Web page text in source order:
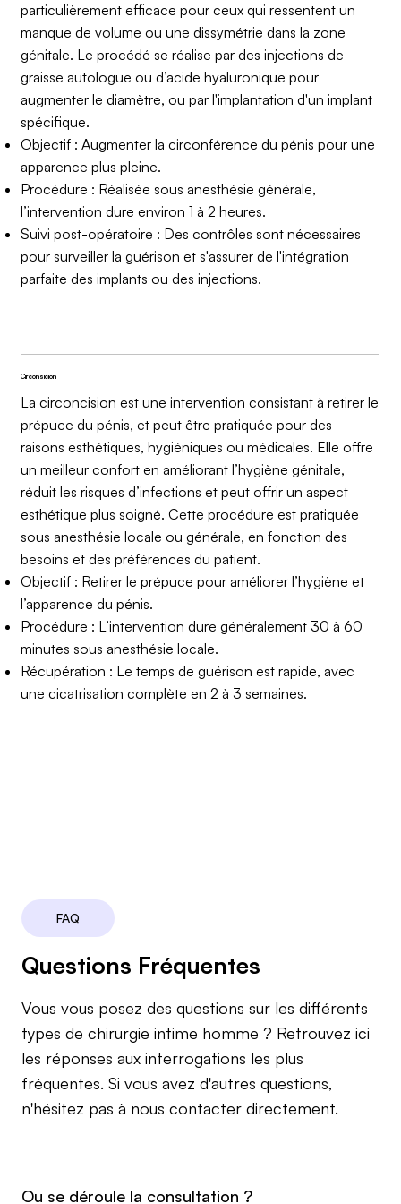
particulièrement efficace pour ceux qui ressentent un
manque de volume ou une dissymétrie dans la zone
génitale. Le procédé se réalise par des injections de
graisse autologue ou d’acide hyaluronique pour
augmenter le diamètre, ou par l'implantation d'un implant
spécifique.
Objectif : Augmenter la circonférence du pénis pour une
apparence plus pleine.
Procédure : Réalisée sous anesthésie générale,
l’intervention dure environ 1 à 2 heures.
Suivi post-opératoire : Des contrôles sont nécessaires
pour surveiller la guérison et s'assurer de l'intégration
parfaite des implants ou des injections.
Circonsicion
La circoncision est une intervention consistant à retirer le
prépuce du pénis, et peut être pratiquée pour des
raisons esthétiques, hygiéniques ou médicales. Elle offre
un meilleur confort en améliorant l’hygiène génitale,
réduit les risques d’infections et peut offrir un aspect
esthétique plus soigné. Cette procédure est pratiquée
sous anesthésie locale ou générale, en fonction des
besoins et des préférences du patient.
Objectif : Retirer le prépuce pour améliorer l’hygiène et
l’apparence du pénis.
Procédure : L’intervention dure généralement 30 à 60
minutes sous anesthésie locale.
Récupération : Le temps de guérison est rapide, avec
une cicatrisation complète en 2 à 3 semaines.
FAQ
Questions Fréquentes
Vous vous posez des questions sur les différents
types de chirurgie intime homme ? Retrouvez ici
les réponses aux interrogations les plus
fréquentes. Si vous avez d'autres questions,
n'hésitez pas à nous contacter directement.
Ou se déroule la consultation ?